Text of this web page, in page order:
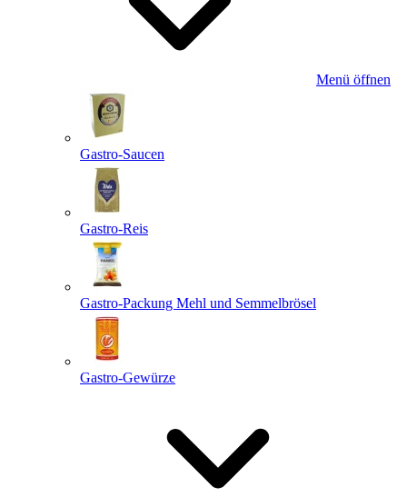
Menü öffnen
Gastro-Saucen
Gastro-Reis
Gastro-Packung Mehl und Semmelbrösel
Gastro-Gewürze